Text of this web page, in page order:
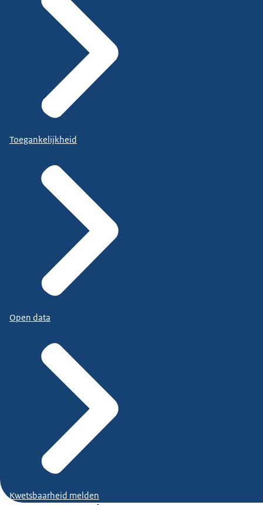
Toegankelijkheid
Open data
Kwetsbaarheid melden